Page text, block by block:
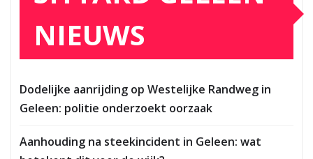
NIEUWS
Dodelijke aanrijding op Westelijke Randweg in
Geleen: politie onderzoekt oorzaak
Aanhouding na steekincident in Geleen: wat